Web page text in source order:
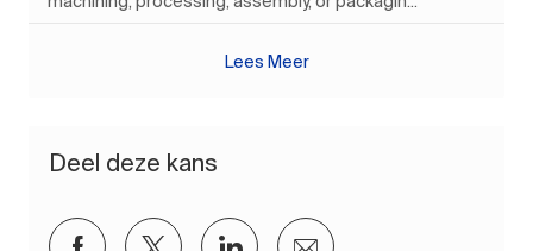
Lees Meer
Deel deze kans
Delen via Facebook
Delen via twitter
Delen via LinkedIn
Delen via e-mail